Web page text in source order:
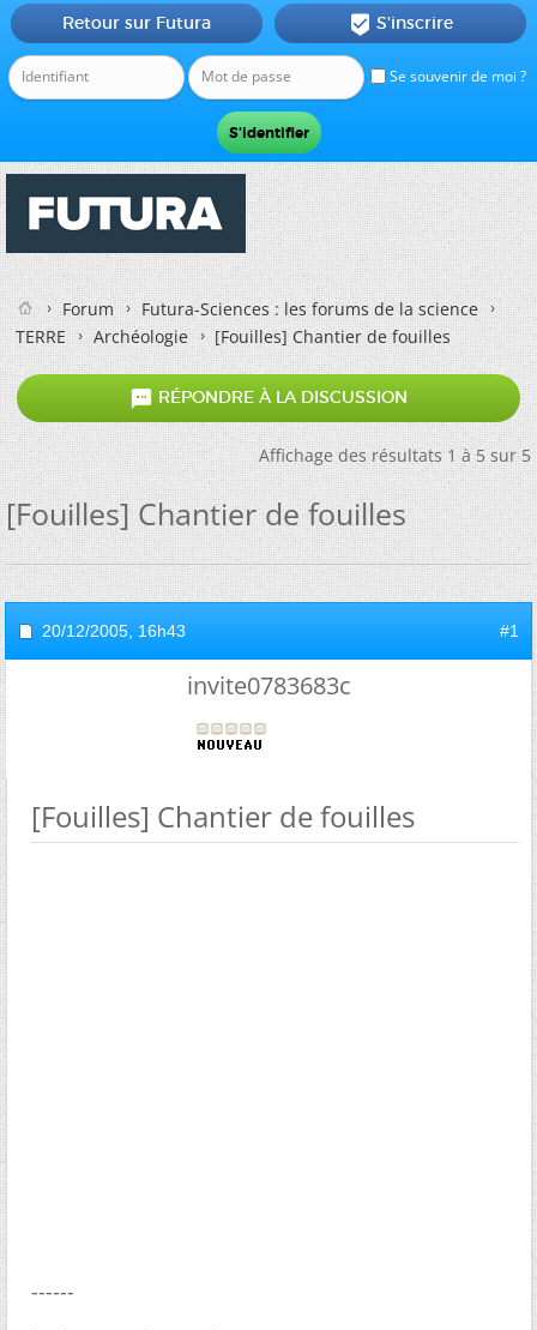
Se souvenir de moi ?
Retour sur Futura  S'inscrire
Forum
Futura-Sciences : les forums de la science
TERRE
Archéologie [Fouilles] Chantier de fouilles
 RÉPONDRE À LA DISCUSSION
Affichage des résultats 1 à 5 sur 5
[Fouilles] Chantier de fouilles
20/12/2005, 16h43 #1
invite0783683c
[Fouilles] Chantier de fouilles
------